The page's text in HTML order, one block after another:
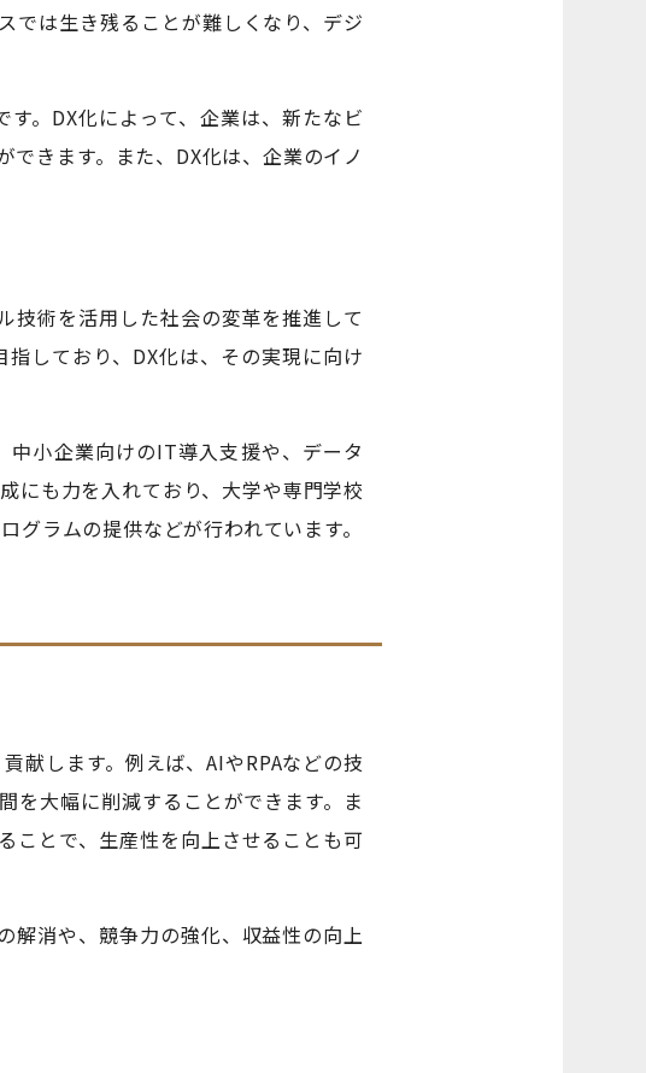
では生き残ることが難しくなり、デジ
。DX化によって、企業は、新たなビ
きます。また、DX化は、企業のイノ
術を活用した社会の変革を推進して
しており、DX化は、その実現に向け
中小企業向けのIT導入支援や、データ
にも力を入れており、大学や専門学校
ラムの提供などが行われています。
献します。例えば、AIやRPAなどの技
を大幅に削減することができます。ま
ことで、生産性を向上させることも可
解消や、競争力の強化、収益性の向上